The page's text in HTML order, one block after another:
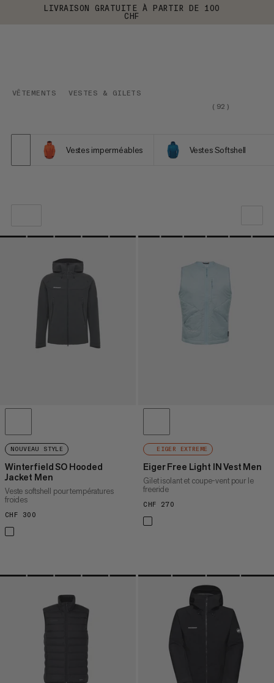
LIVRAISON GRATUITE À PARTIR DE 100
CHF
VÊTEMENTS
VESTES & GILETS
( 92 )
Vestes imperméables Vestes Softshell
NOTRE SELECTION
PRIX CROISSANT
PRIX DÉCROISSANT
NOUVEAUTÉS
ÉVALUATION
NOUVEAU STYLE
Winterfield SO Hooded
Jacket Men
Veste softshell pour températures
froides
CHF 300
EIGER EXTREME
Eiger Free Light IN Vest Men
Gilet isolant et coupe-vent pour le
freeride
CHF 270